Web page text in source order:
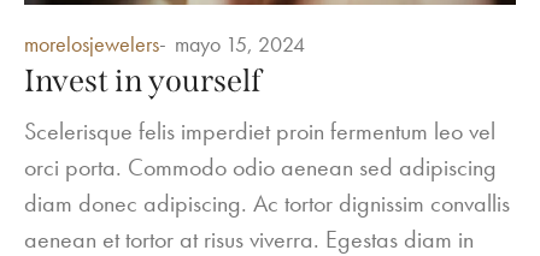
Posted
in
morelosjewelers mayo 15, 2024
Invest in yourself
Scelerisque felis imperdiet proin fermentum leo vel
orci porta. Commodo odio aenean sed adipiscing
diam donec adipiscing. Ac tortor dignissim convallis
aenean et tortor at risus viverra. Egestas diam in